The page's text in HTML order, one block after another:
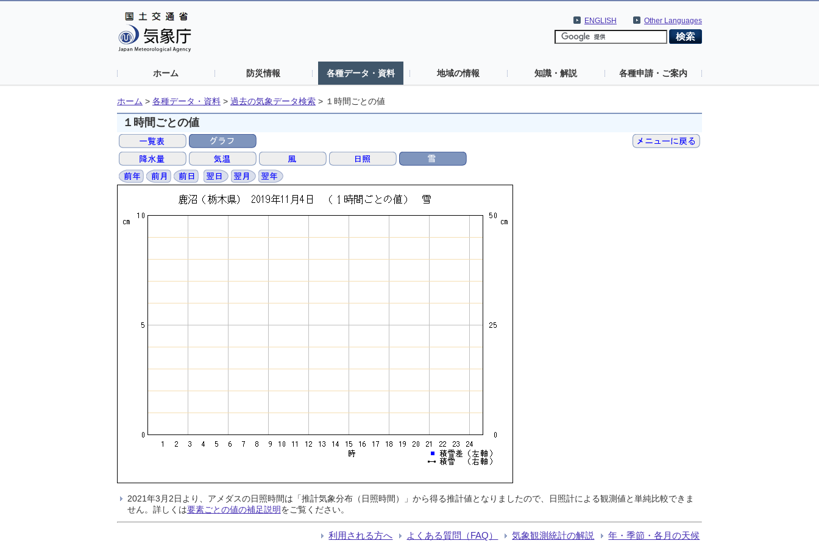
Other Languages
ENGLISH
ホーム 防災情報 各種データ・資料 地域の情報 知識・解説 各種申請・ご案内
ホーム > 各種データ・資料 > 過去の気象データ検索 > １時間ごとの値
１時間ごとの値
2021年3月2日より、アメダスの日照時間は「推計気象分布（日照時間）」から得る推計値となりましたので、日照計による観測値と単純比較できま
せん。詳しくは要素ごとの値の補足説明をご覧ください。
利用される方へ よくある質問（FAQ） 気象観測統計の解説 年・季節・各月の天候